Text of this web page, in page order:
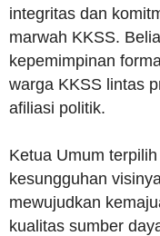
integritas dan
marwah KKSS.
kepemimpinan
warga KKSS lintas
afiliasi politik.
Ketua Umum
kesungguhan
mewujudkan
kualitas sumber